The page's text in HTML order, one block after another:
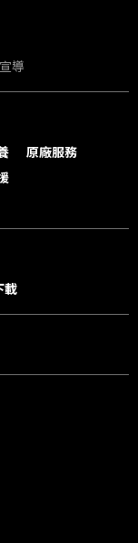
導
原廠服務
載